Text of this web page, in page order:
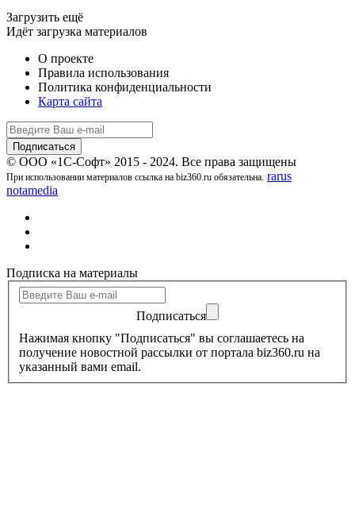
Загрузить ещё
Идёт загрузка материалов
О проекте
Правила использования
Политика конфиденциальности
Карта сайта
© ООО «1С-Софт» 2015 - 2024. Все права защищены
При использовании материалов ссылка на biz360.ru обязательна. rarus
notamedia
Подписка на материалы
Подписаться
Нажимая кнопку "Подписаться" вы соглашаетесь на
получение новостной рассылки от портала biz360.ru на
указанный вами email.